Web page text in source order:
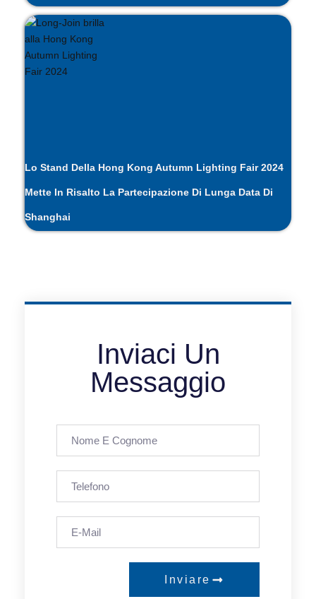
Lo Stand Della Hong Kong Autumn Lighting Fair 2024
Mette In Risalto La Partecipazione Di Lunga Data Di
Shanghai
Inviaci Un
Messaggio
Inviare